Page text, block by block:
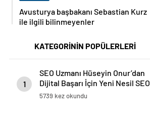
Avusturya başbakanı Sebastian Kurz
ile ilgili bilinmeyenler
KATEGORİNİN POPÜLERLERİ
1
SEO Uzmanı Hüseyin Onur’dan
Dijital Başarı İçin Yeni Nesil SEO
Stratejileri
5739 kez okundu